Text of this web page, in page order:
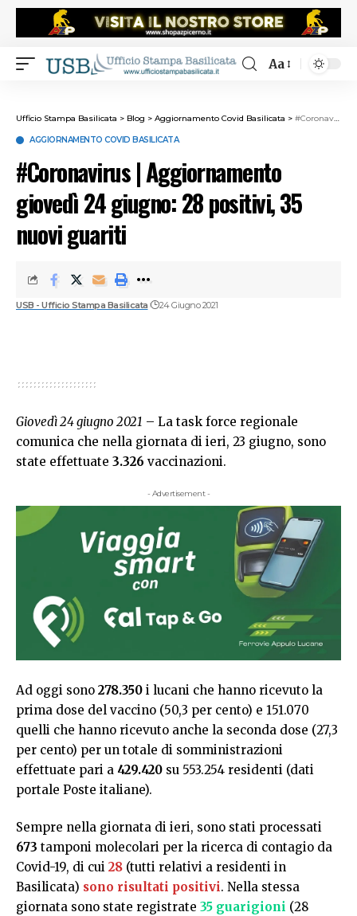
Aa
Ufficio Stampa Basilicata > Blog > Aggiornamento Covid Basilicata > #Coronavirus | Aggiornamento giovedì 24 giugno: 28 positivi, 35 nuovi guariti
AGGIORNAMENTO COVID BASILICATA
#Coronavirus | Aggiornamento
giovedì 24 giugno: 28 positivi, 35
nuovi guariti
USB - Ufficio Stampa Basilicata 24 Giugno 2021
Giovedì 24 giugno 2021 – La task force regionale
comunica che nella giornata di ieri, 23 giugno, sono
state effettuate 3.326 vaccinazioni.
- Advertisement -
Ad oggi sono 278.350 i lucani che hanno ricevuto la
prima dose del vaccino (50,3 per cento) e 151.070
quelli che hanno ricevuto anche la seconda dose (27,3
per cento) per un totale di somministrazioni
effettuate pari a 429.420 su 553.254 residenti (dati
portale Poste italiane).
Sempre nella giornata di ieri, sono stati processati
673 tamponi molecolari per la ricerca di contagio da
Covid-19, di cui 28 (tutti relativi a residenti in
Basilicata) sono risultati positivi. Nella stessa
giornata sono state registrate 35 guarigioni (28